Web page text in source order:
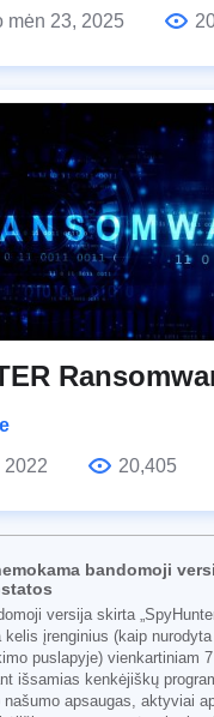
mėn 23, 2025
2022
20,405
bandomoji
versija skirta
kelis įrenginius (kaip
puslapyje) vienkartiniam
išsamias kenkėjiškų
apsaugas, aktyviai